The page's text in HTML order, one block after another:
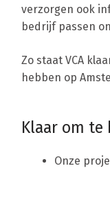
verzorgen ook
bedrijf passen
Zo staat VCA
hebben op
Klaar om te
Onze